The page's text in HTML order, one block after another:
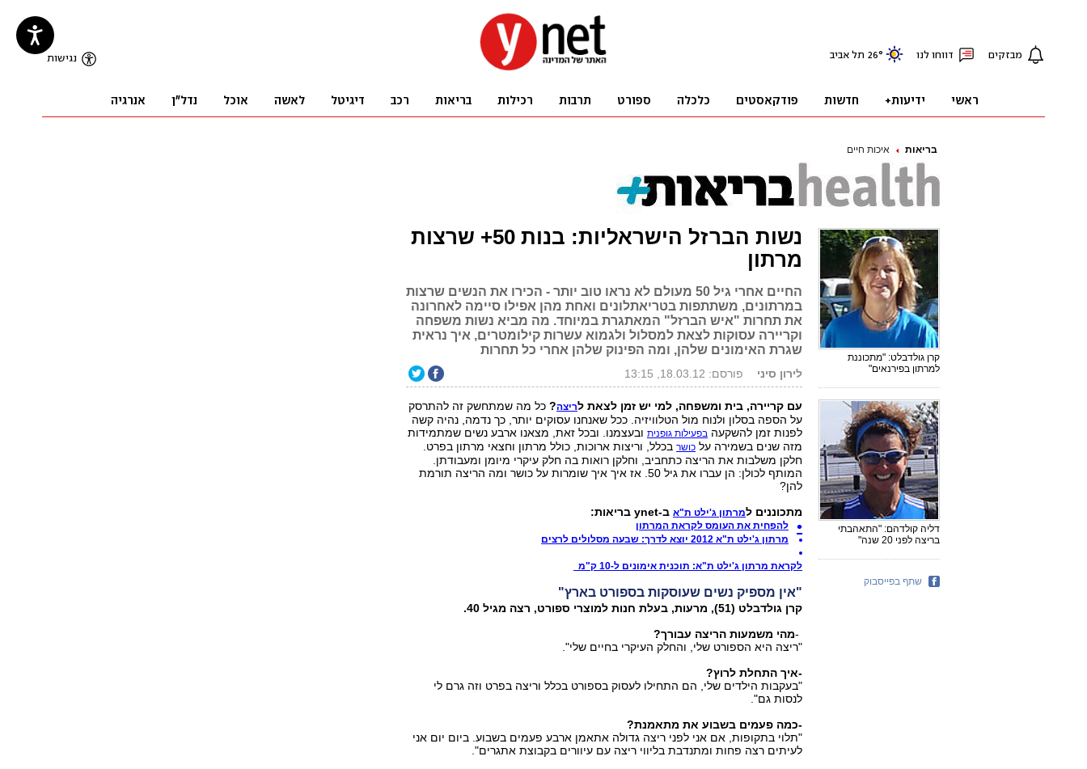
בריאות איכות חיים
נשות הברזל הישראליות: בנות 50+ שרצות
מרתון
החיים אחרי גיל 50 מעולם לא נראו טוב יותר - הכירו את הנשים שרצות
במרתונים, משתתפות בטריאתלונים ואחת מהן אפילו סיימה לאחרונה
את תחרות "איש הברזל" המאתגרת במיוחד. מה מביא נשות משפחה
וקריירה עסוקות לצאת למסלול ולגמוא עשרות קילומטרים, איך נראית
שגרת האימונים שלהן, ומה הפינוק שלהן אחרי כל תחרות
לירון סיני פורסם: 18.03.12, 13:15
עם קריירה, בית ומשפחה, למי יש זמן לצאת לריצה?כל מה שמתחשק זה להתרסק
על הספה בסלון ולנוח מול הטלוויזיה. ככל שאנחנו עסוקים יותר, כך נדמה, נהיה קשה
לפנות זמן להשקעה בפעילות גופניתובעצמנו. ובכל זאת, מצאנו ארבע נשים שמתמידות
מזה שנים בשמירה על כושרבכלל, וריצות ארוכות, כולל מרתון וחצאי מרתון בפרט.
חלקן משלבות את הריצה כתחביב, וחלקן רואות בה חלק עיקרי מיומן ומעבודתן.
המותף לכולן: הן עברו את גיל 50. אז איך איך שומרות על כושר ומה הריצה תורמת
להן?
מתכוננים למרתון ג'ילט ת"אב-ynet בריאות:
להפחית את העומס לקראת המרתון
מרתון ג'ילט ת"א 2012 יוצא לדרך: שבעה מסלולים לרצים
לקראת מרתון ג'ילט ת"א: תוכנית אימונים ל-10 ק"מ
"אין מספיק נשים שעוסקות בספורט בארץ"
קרן גולדבלט (51), מרעות, בעלת חנות למוצרי ספורט, רצה מגיל 40.
-מהי משמעות הריצה עבורך?
"ריצה היא הספורט שלי, והחלק העיקרי בחיים שלי".
-איך התחלת לרוץ?
"בעקבות הילדים שלי, הם התחילו לעסוק בספורט בכלל וריצה בפרט וזה גרם לי
לנסות גם".
-כמה פעמים בשבוע את מתאמנת?
"תלוי בתקופות, אם אני לפני ריצה גדולה אתאמן ארבע פעמים בשבוע. ביום יום אני
לעיתים רצה פחות ומתנדבת בליווי ריצה עם עיוורים בקבוצת אתגרים".
קרן גולדבלט: "מתכוננת
למרתון בפירנאים"
דליה קולדהם: "התאהבתי
בריצה לפני 20 שנה"
שתף בפייסבוק